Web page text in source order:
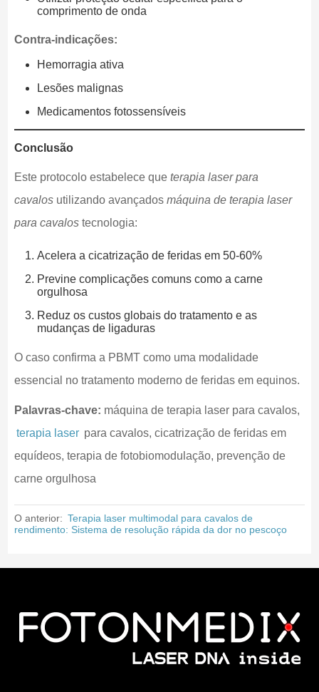
comprimento de onda
Contra-indicações:
Hemorragia ativa
Lesões malignas
Medicamentos fotossensíveis
Conclusão
Este protocolo estabelece que terapia laser para
cavalosutilizando avançados máquina de terapia laser
para cavalostecnologia:
Acelera a cicatrização de feridas em 50-60%
Previne complicações comuns como a carne
orgulhosa
Reduz os custos globais do tratamento e as
mudanças de ligaduras
O caso confirma a PBMT como uma modalidade
essencial no tratamento moderno de feridas em equinos.
Palavras-chave: máquina de terapia laser para cavalos,
terapia laser para cavalos, cicatrização de feridas em
equídeos, terapia de fotobiomodulação, prevenção de
carne orgulhosa
O anterior: Terapia laser multimodal para cavalos de
rendimento: Sistema de resolução rápida da dor no pescoço